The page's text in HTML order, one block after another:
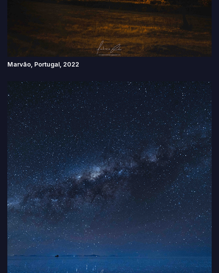
Marvão, Portugal, 2022